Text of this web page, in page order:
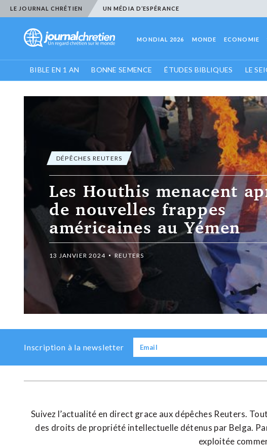
LE JOURNAL CHRÉTIEN UN MÉDIA D’ESPÉRANCE
MONDIAL 2026 MONDE ECONOMIE
BIBLE EN 1 AN BONNE SEMENCE ÉTUDES BIBLIQUES LE
Next
Inscription à la newsletter
Suivez l’actualité en direct grace aux dépêches Reuters.
des droits de propriété intellectuelle détenus par Belga.
exploitée